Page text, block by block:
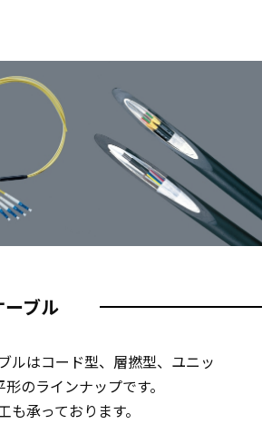
ブル
ルはコード型、層撚型、ユニッ
のラインナップです。
も承っております。